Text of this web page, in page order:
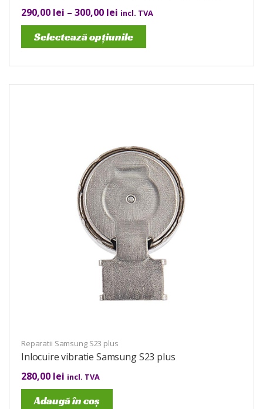
290,00 lei – 300,00 lei incl. TVA
Selectează opțiunile
Reparatii Samsung S23 plus
Inlocuire vibratie Samsung S23 plus
280,00 lei incl. TVA
Adaugă în coș